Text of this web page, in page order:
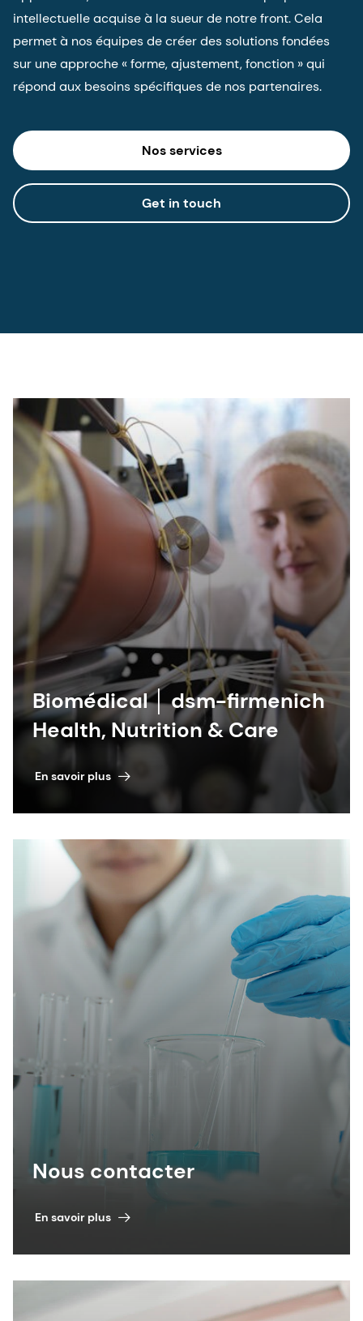
intellectuelle acquise à la sueur de notre front. Cela
permet à nos équipes de créer des solutions fondées
sur une approche « forme, ajustement, fonction » qui
répond aux besoins spécifiques de nos partenaires.
Nos services
Get in touch
Biomédical │ dsm-firmenich
Health, Nutrition & Care
En savoir plus
Nous contacter
En savoir plus